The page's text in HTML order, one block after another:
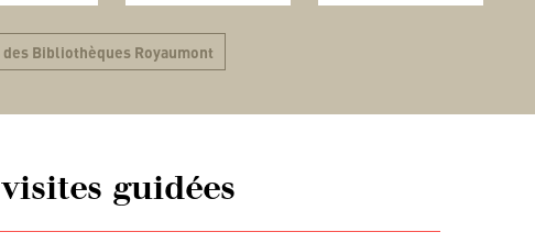
Bibliothèques Royaumont
guidées